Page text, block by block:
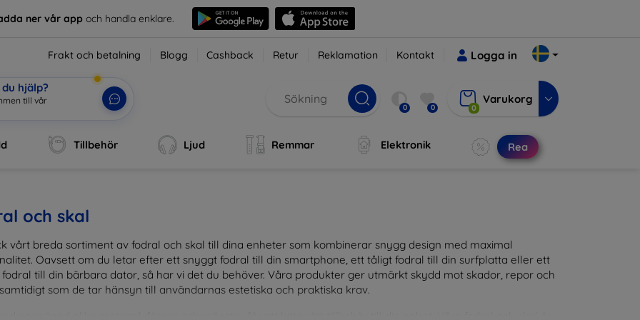
ner vår app och handla enklare.
Frakt och betalning Blogg Cashback Retur Reklamation Kontakt Logga in
hjälp?
till vår
0 0 0
Varukorg
Tillbehör Ljud Remmar Elektronik Rea
och skal
vårt breda sortiment av fodral och skal till dina enheter som kombinerar snygg design med maximal
Oavsett om du letar efter ett snyggt fodral till din smartphone, ett tåligt fodral till din surfplatta eller ett
till din bärbara dator, så har vi det du behöver. Våra produkter ger utmärkt skydd mot skador, repor och
som de tar hänsyn till användarnas estetiska och praktiska krav.